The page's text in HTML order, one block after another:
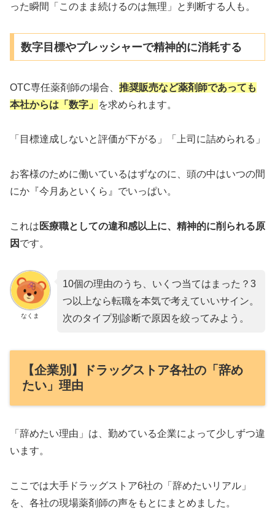
った瞬間「このまま続けるのは無理」と判断する人も。
数字目標やプレッシャーで精神的に消耗する
OTC専任薬剤師の場合、 推奨販売など薬剤師であっても
本社からは「数字」
を求められます。
「目標達成しないと評価が下がる」「上司に詰められる」
お客様のために働いているはずなのに、頭の中はいつの間
にか『今月あといくら』でいっぱい。
これは 医療職としての違和感以上に、精神的に削られる原
因 です。
なくま
10個の理由のうち、いくつ当てはまった？3
つ以上なら転職を本気で考えていいサイン。
次のタイプ別診断で原因を絞ってみよう。
【企業別】ドラッグストア各社の「辞め
たい」理由
「辞めたい理由」は、勤めている企業によって少しずつ違
います。
ここでは大手ドラッグストア6社の「辞めたいリアル」
を、各社の現場薬剤師の声をもとにまとめました。